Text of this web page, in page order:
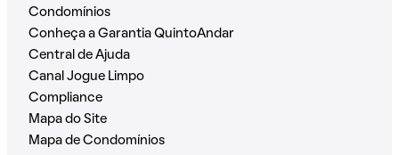
Condomínios
Conheça a Garantia QuintoAndar
Central de Ajuda
Canal Jogue Limpo
Compliance
Mapa do Site
Mapa de Condomínios